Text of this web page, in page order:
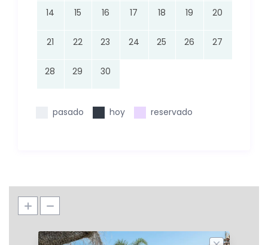
14 15 16 17 18 19 20
21 22 23 24 25 26 27
28 29 30
pasado hoy reservado